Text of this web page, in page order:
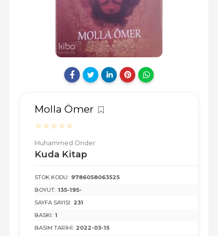
Molla Ömer
Muhammed Önder
Kuda Kitap
STOK KODU: 9786058063525
BOYUT: 135-195-
SAYFA SAYISI: 231
BASKI: 1
BASIM TARIHI: 2022-03-15